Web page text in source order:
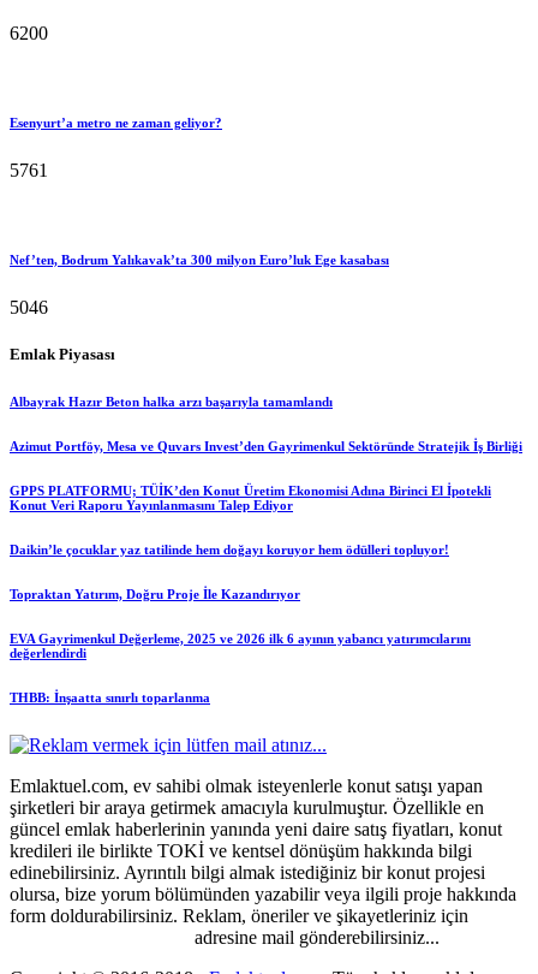
6200
Esenyurt’a metro ne zaman geliyor?
5761
Nef’ten, Bodrum Yalıkavak’ta 300 milyon Euro’luk Ege kasabası
5046
Emlak Piyasası
Albayrak Hazır Beton halka arzı başarıyla tamamlandı
Azimut Portföy, Mesa ve Quvars Invest’den Gayrimenkul Sektöründe Stratejik İş Birliği
GPPS PLATFORMU; TÜİK’den Konut Üretim Ekonomisi Adına Birinci El İpotekli
Konut Veri Raporu Yayınlanmasını Talep Ediyor
Daikin’le çocuklar yaz tatilinde hem doğayı koruyor hem ödülleri topluyor!
Topraktan Yatırım, Doğru Proje İle Kazandırıyor
EVA Gayrimenkul Değerleme, 2025 ve 2026 ilk 6 ayının yabancı yatırımcılarını
değerlendirdi
THBB: İnşaatta sınırlı toparlanma
Emlaktuel.com, ev sahibi olmak isteyenlerle konut satışı yapan
şirketleri bir araya getirmek amacıyla kurulmuştur. Özellikle en
güncel emlak haberlerinin yanında yeni daire satış fiyatları, konut
kredileri ile birlikte TOKİ ve kentsel dönüşüm hakkında bilgi
edinebilirsiniz. Ayrıntılı bilgi almak istediğiniz bir konut projesi
olursa, bize yorum bölümünden yazabilir veya ilgili proje hakkında
form doldurabilirsiniz. Reklam, öneriler ve şikayetleriniz için
adresine mail gönderebilirsiniz...